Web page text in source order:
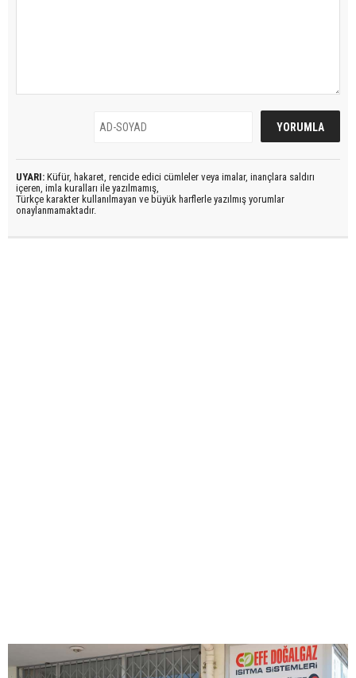
UYARI: Küfür, hakaret, rencide edici cümleler veya imalar, inançlara saldırı
içeren, imla kuralları ile yazılmamış,
Türkçe karakter kullanılmayan ve büyük harflerle yazılmış yorumlar
onaylanmamaktadır.